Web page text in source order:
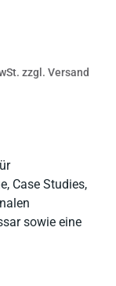
Case Studies,
sowie eine
zzgl. Versand